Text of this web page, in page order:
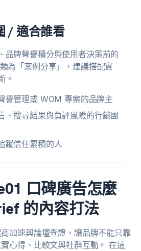
/ 適合誰看
品牌聲譽積分與使用者決策前的
為「案例分享」，建議搭配實
。
譽管理或 WOM 專案的品牌主
、搜尋結果與負評風險的行銷團
蹤信任累積的人
口碑廣告怎麼
的內容打法
加速與論壇查證，讓品牌不能只靠
心得、比較文與社群互動。 在這